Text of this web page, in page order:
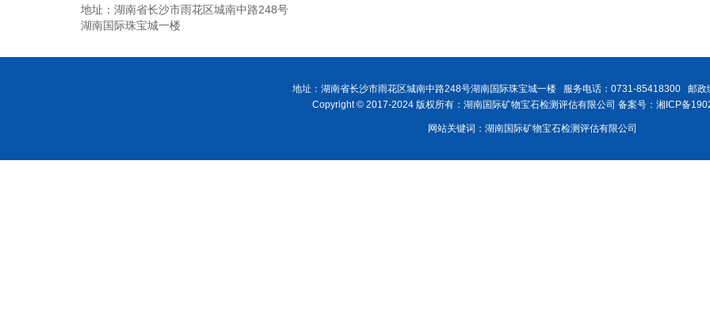
地址：湖南省长沙市雨花区城南中路248号
湖南国际珠宝城一楼
地址：湖南省长沙市雨花区城南中路248号湖南国际珠宝城一楼 服务电话：0731-85418300 邮政
Copyright © 2017-2024 版权所有：湖南国际矿物宝石检测评估有限公司 备案号：湘ICP备
网站关键词：湖南国际矿物宝石检测评估有限公司